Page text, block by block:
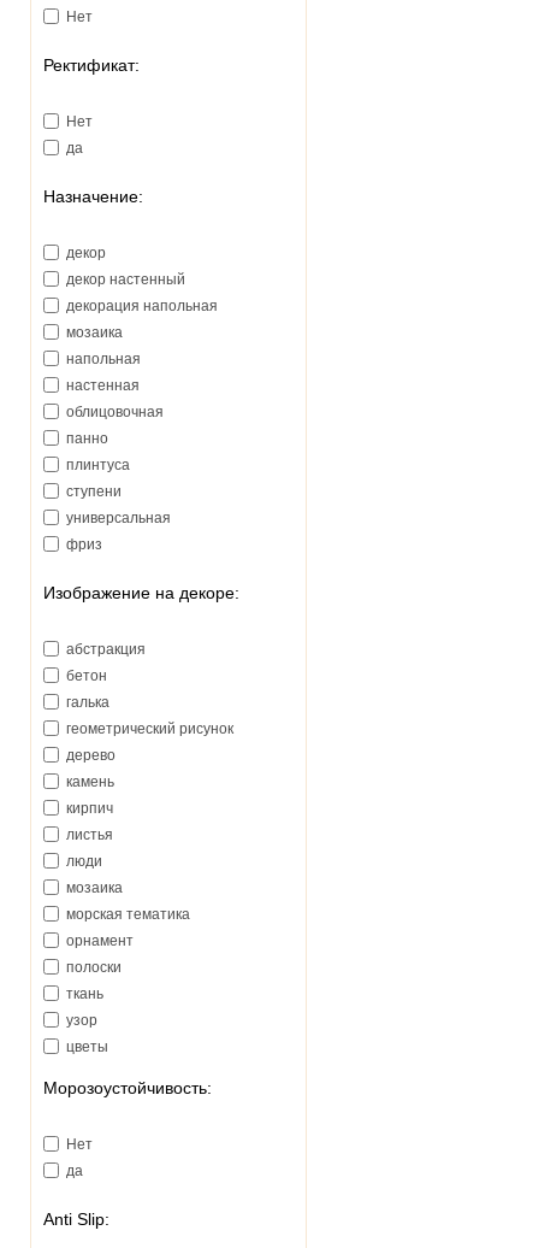
Нет
Ректификат:
Нет
да
Назначение:
декор
декор настенный
декорация напольная
мозаика
напольная
настенная
облицовочная
панно
плинтуса
ступени
универсальная
фриз
Изображение на декоре:
абстракция
бетон
галька
геометрический рисунок
дерево
камень
кирпич
листья
люди
мозаика
морская тематика
орнамент
полоски
ткань
узор
цветы
Морозоустойчивость:
Нет
да
Anti Slip: